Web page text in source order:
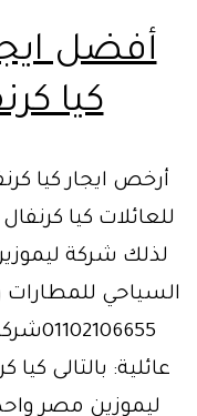
أفضل
كيا
لذلك شركة
السياحي للمطارات
عائلية: بالتالى
ليموزين مصر